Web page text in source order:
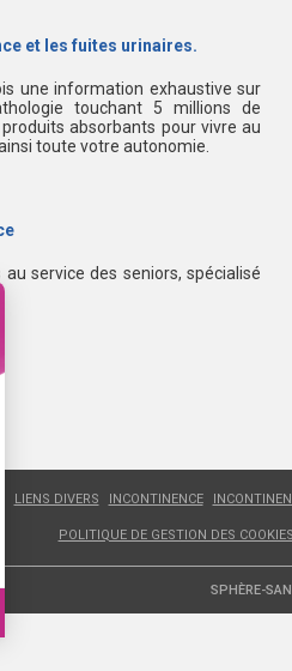
et les fuites urinaires.
une information exhaustive sur
touchant 5 millions de
absorbants pour vivre au
toute votre autonomie.
service des seniors, spécialisé
LIENS DIVERS INCONTINENCE
POLITIQUE DE GESTION DES COOKIES
SPHÈRE-